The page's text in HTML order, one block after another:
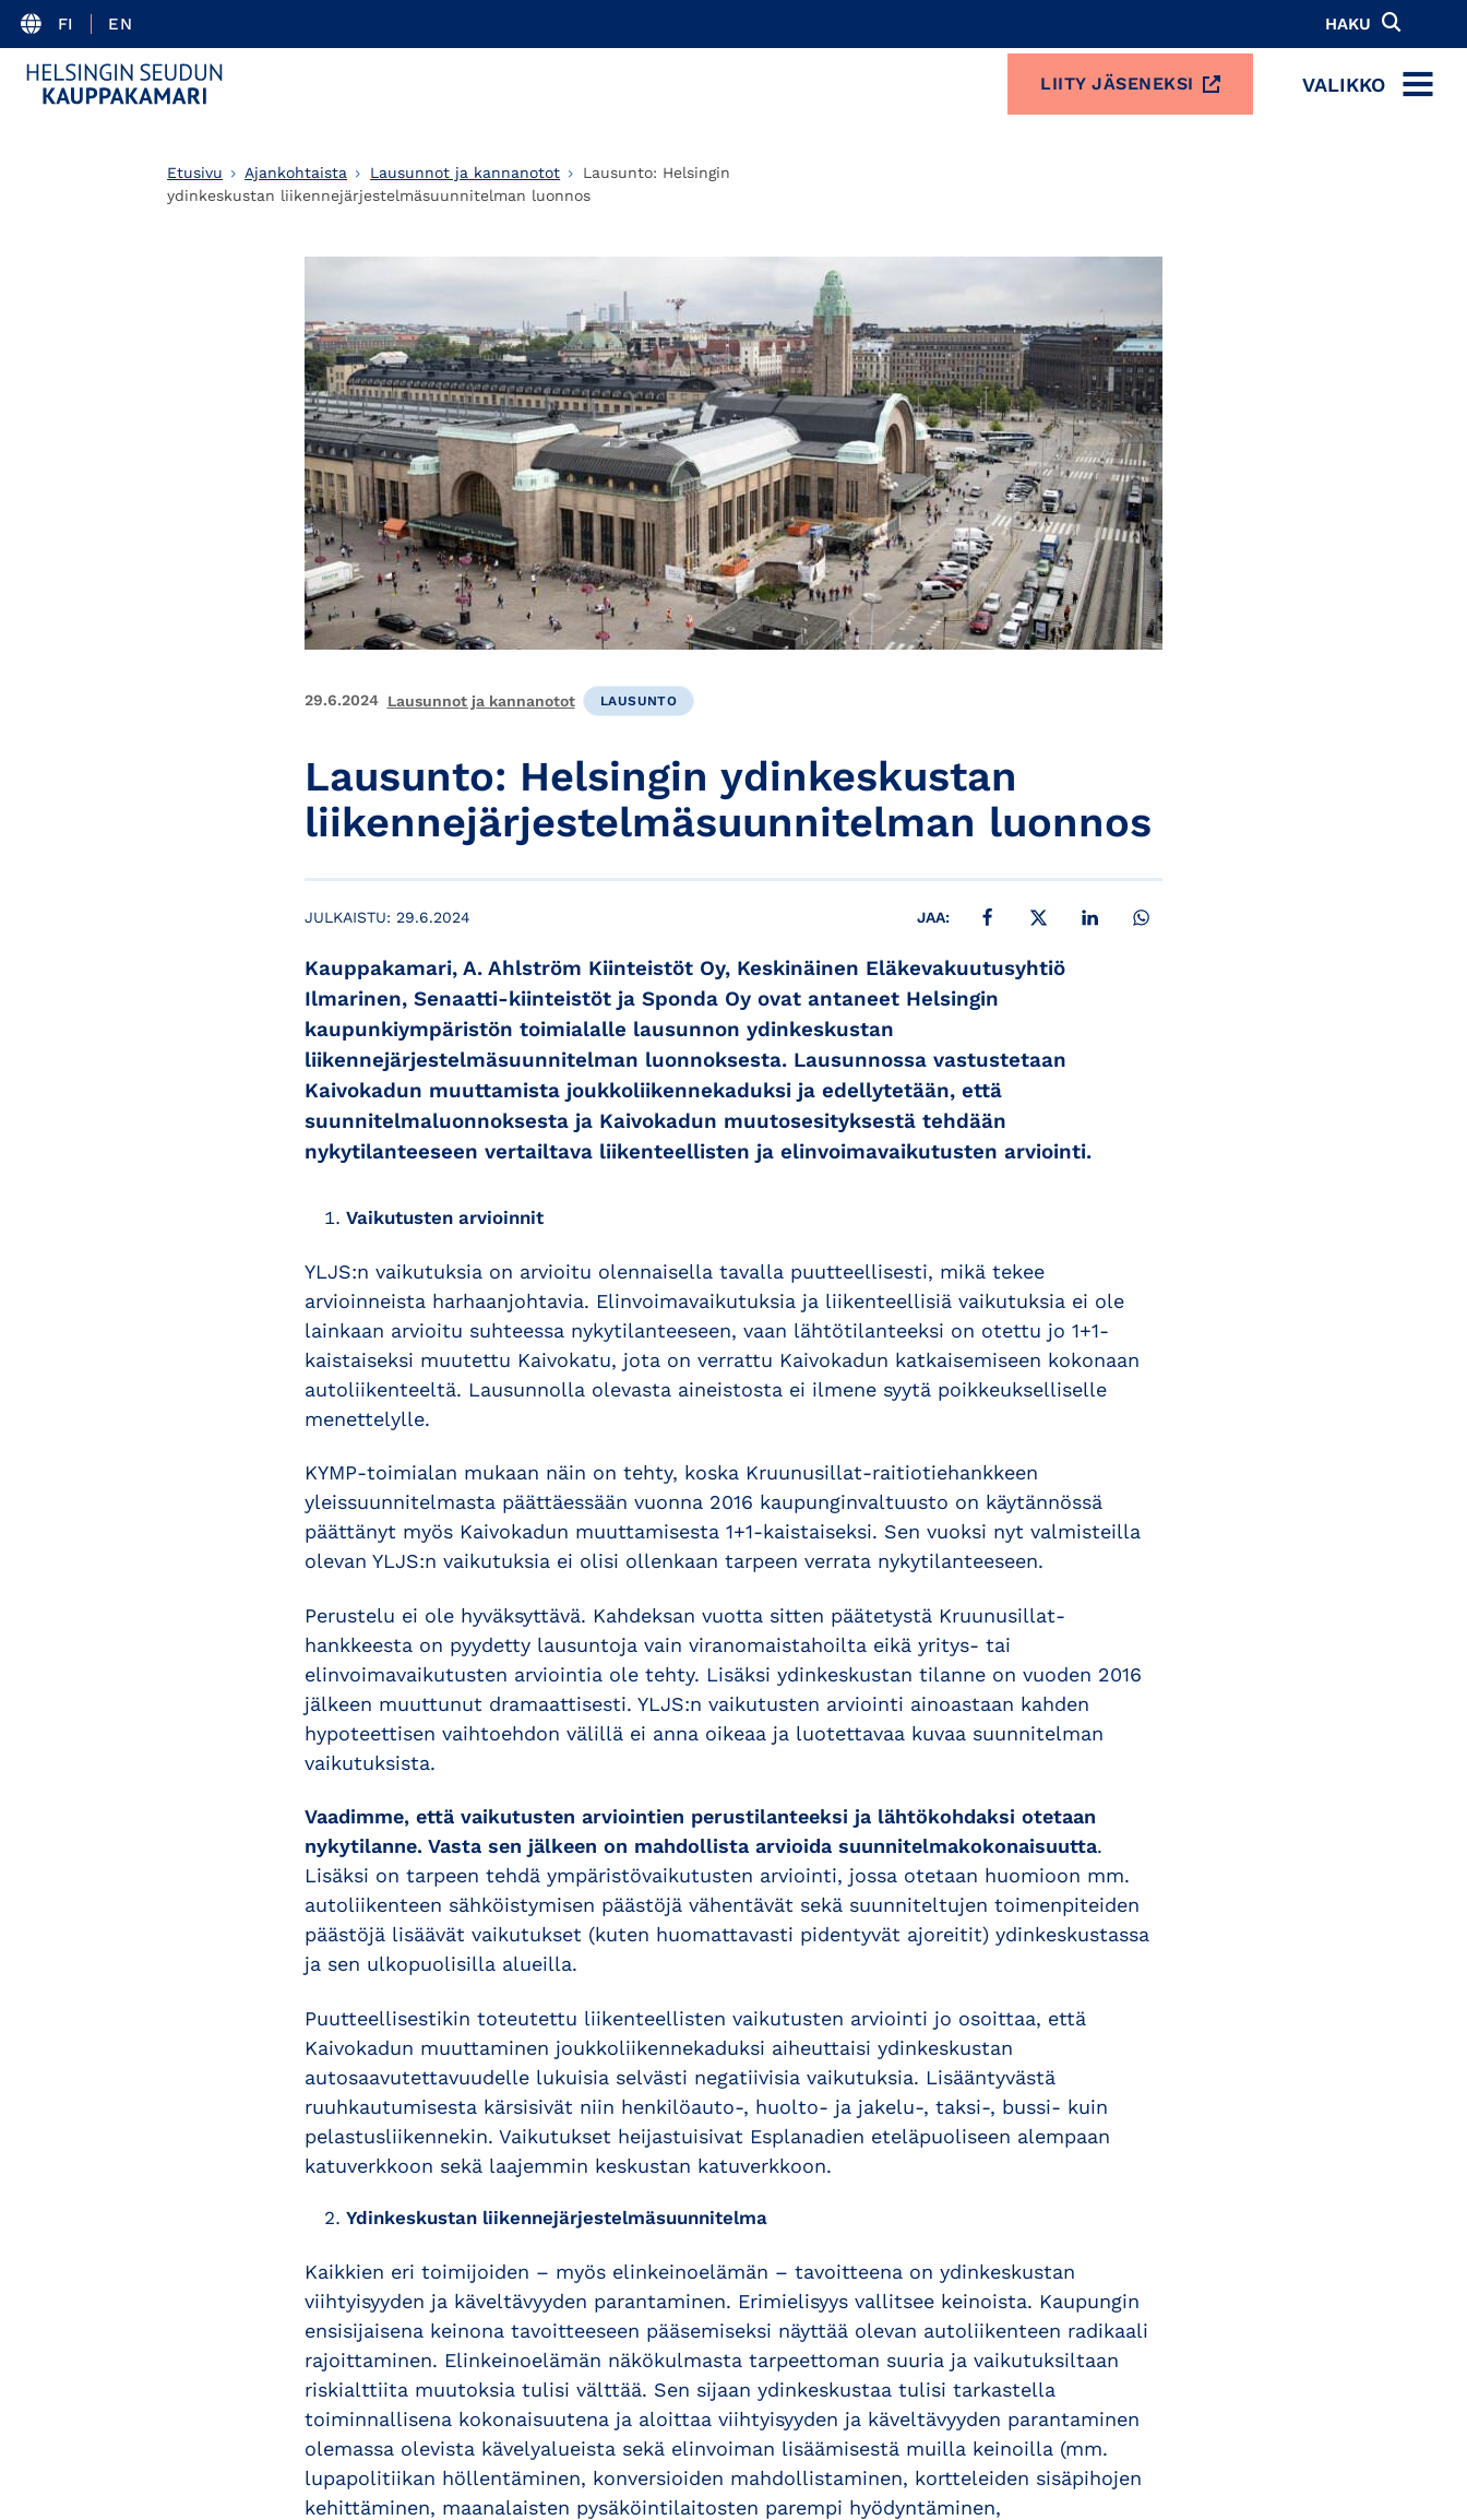
FI EN HAKU
LIITY JÄSENEKSI VALIKKO
MENU
Etusivu Ajankohtaista Lausunnot ja kannanotot
Lausunto: Helsingin
ydinkeskustan liikennejärjestelmäsuunnitelman luonnos
29.6.2024 Lausunnot ja kannanotot LAUSUNTO
Lausunto: Helsingin ydinkeskustan
liikennejärjestelmäsuunnitelman luonnos
JULKAISTU: 29.6.2024 JAA: JAA FACEBOOKISSA
JAA X:SSÄ JAA LINKEDINISSÄ
Kauppakamari, A. Ahlström Kiinteistöt Oy, Keskinäinen Eläkevakuutusyhtiö
Ilmarinen, Senaatti-kiinteistöt ja Sponda Oy ovat antaneet Helsingin
kaupunkiympäristön toimialalle lausunnon ydinkeskustan
liikennejärjestelmäsuunnitelman luonnoksesta. Lausunnossa vastustetaan
Kaivokadun muuttamista joukkoliikennekaduksi ja edellytetään, että
suunnitelmaluonnoksesta ja Kaivokadun muutosesityksestä tehdään
nykytilanteeseen vertailtava liikenteellisten ja elinvoimavaikutusten arviointi.
Vaikutusten arvioinnit
YLJS:n vaikutuksia on arvioitu olennaisella tavalla puutteellisesti, mikä tekee
arvioinneista harhaanjohtavia. Elinvoimavaikutuksia ja liikenteellisiä vaikutuksia ei ole
lainkaan arvioitu suhteessa nykytilanteeseen, vaan lähtötilanteeksi on otettu jo 1+1-
kaistaiseksi muutettu Kaivokatu, jota on verrattu Kaivokadun katkaisemiseen kokonaan
autoliikenteeltä. Lausunnolla olevasta aineistosta ei ilmene syytä poikkeukselliselle
menettelylle.
KYMP-toimialan mukaan näin on tehty, koska Kruunusillat-raitiotiehankkeen
yleissuunnitelmasta päättäessään vuonna 2016 kaupunginvaltuusto on käytännössä
päättänyt myös Kaivokadun muuttamisesta 1+1-kaistaiseksi. Sen vuoksi nyt valmisteilla
olevan YLJS:n vaikutuksia ei olisi ollenkaan tarpeen verrata nykytilanteeseen.
Perustelu ei ole hyväksyttävä. Kahdeksan vuotta sitten päätetystä Kruunusillat-
hankkeesta on pyydetty lausuntoja vain viranomaistahoilta eikä yritys- tai
elinvoimavaikutusten arviointia ole tehty. Lisäksi ydinkeskustan tilanne on vuoden 2016
jälkeen muuttunut dramaattisesti. YLJS:n vaikutusten arviointi ainoastaan kahden
hypoteettisen vaihtoehdon välillä ei anna oikeaa ja luotettavaa kuvaa suunnitelman
vaikutuksista.
Vaadimme, että vaikutusten arviointien perustilanteeksi ja lähtökohdaksi otetaan
nykytilanne. Vasta sen jälkeen on mahdollista arvioida suunnitelmakokonaisuutta.
Lisäksi on tarpeen tehdä ympäristövaikutusten arviointi, jossa otetaan huomioon mm.
autoliikenteen sähköistymisen päästöjä vähentävät sekä suunniteltujen toimenpiteiden
päästöjä lisäävät vaikutukset (kuten huomattavasti pidentyvät ajoreitit) ydinkeskustassa
ja sen ulkopuolisilla alueilla.
Puutteellisestikin toteutettu liikenteellisten vaikutusten arviointi jo osoittaa, että
Kaivokadun muuttaminen joukkoliikennekaduksi aiheuttaisi ydinkeskustan
autosaavutettavuudelle lukuisia selvästi negatiivisia vaikutuksia. Lisääntyvästä
ruuhkautumisesta kärsisivät niin henkilöauto-, huolto- ja jakelu-, taksi-, bussi- kuin
pelastusliikennekin. Vaikutukset heijastuisivat Esplanadien eteläpuoliseen alempaan
katuverkkoon sekä laajemmin keskustan katuverkkoon.
Ydinkeskustan liikennejärjestelmäsuunnitelma
Kaikkien eri toimijoiden – myös elinkeinoelämän – tavoitteena on ydinkeskustan
viihtyisyyden ja käveltävyyden parantaminen. Erimielisyys vallitsee keinoista. Kaupungin
ensisijaisena keinona tavoitteeseen pääsemiseksi näyttää olevan autoliikenteen radikaali
rajoittaminen. Elinkeinoelämän näkökulmasta tarpeettoman suuria ja vaikutuksiltaan
riskialttiita muutoksia tulisi välttää. Sen sijaan ydinkeskustaa tulisi tarkastella
toiminnallisena kokonaisuutena ja aloittaa viihtyisyyden ja käveltävyyden parantaminen
olemassa olevista kävelyalueista sekä elinvoiman lisäämisestä muilla keinoilla (mm.
lupapolitiikan höllentäminen, konversioiden mahdollistaminen, kortteleiden sisäpihojen
kehittäminen, maanalaisten pysäköintilaitosten parempi hyödyntäminen,